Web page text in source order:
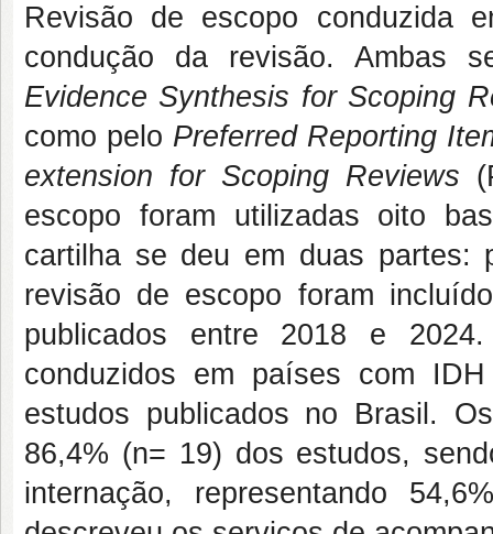
Revisão de escopo conduzida
condução da revisão. Ambas
Evidence Synthesis for Scoping
como pelo Preferred Reporting
extension for Scoping Reviews
escopo foram utilizadas oito
cartilha se deu em duas partes:
revisão de escopo foram
publicados entre 2018 e
conduzidos em países com
estudos publicados no Brasil.
86,4% (n= 19) dos estudos,
internação, representando